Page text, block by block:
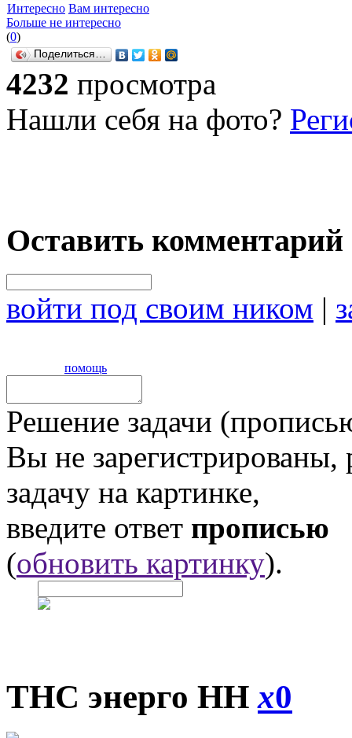
Интересно Вам интересно
Больше не интересно
(0)
Поделиться…
4232 просмотра
Нашли себя на фото?
Оставить комментарий
войти под своим ником |
помощь
Решение задачи
Вы не
задачу на картинке,
введите ответ прописью
(обновить картинку).
ТНС энерго ННx0